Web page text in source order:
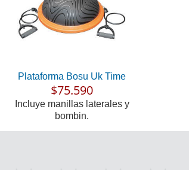
Plataforma Bosu Uk Time
$75.590
Incluye manillas laterales y
bombin.